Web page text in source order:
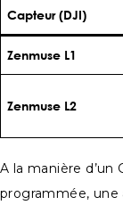
Capteur (DJI)
Zenmuse L1
Zenmuse L2
A la manière d’un
programmée, une